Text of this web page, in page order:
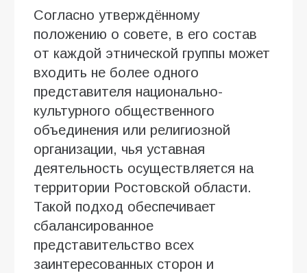
Согласно утверждённому
положению о совете, в его состав
от каждой этнической группы может
входить не более одного
представителя национально-
культурного общественного
объединения или религиозной
организации, чья уставная
деятельность осуществляется на
территории Ростовской области.
Такой подход обеспечивает
сбалансированное
представительство всех
заинтересованных сторон и